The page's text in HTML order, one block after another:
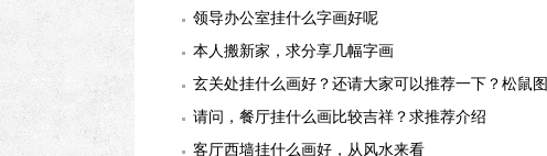
领导办公室挂什么字画好呢
本人搬新家，求分享几幅字画
玄关处挂什么画好？还请大家可以推荐一下？松鼠图
适合么？
请问，餐厅挂什么画比较吉祥？求推荐介绍
客厅西墙挂什么画好，从风水来看